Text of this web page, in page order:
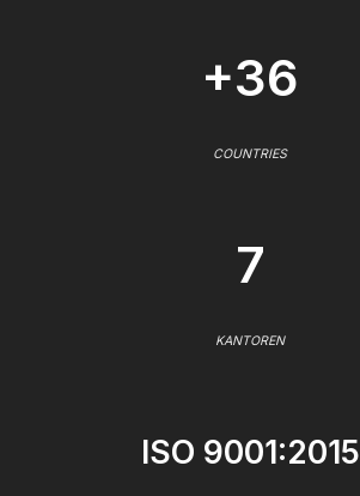
+36
COUNTRIES
7
KANTOREN
ISO 9001:2015